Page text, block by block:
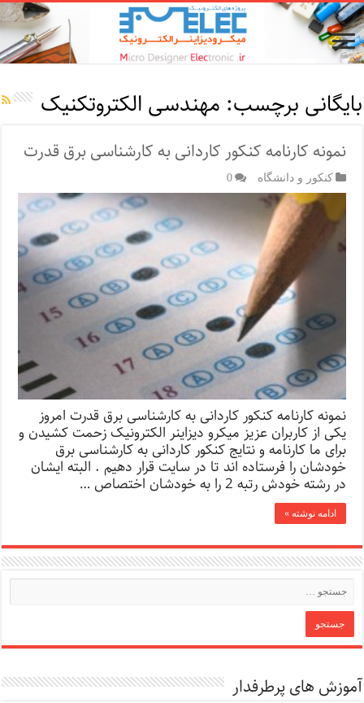
بایگانی برچسب: مهندسی الکتروتکنیک
نمونه کارنامه کنکور کاردانی به کارشناسی برق قدرت
کنکور و دانشگاه 0
نمونه کارنامه کنکور کاردانی به کارشناسی برق قدرت امروز
یکی از کاربران عزیز میکرو دیزاینر الکترونیک زحمت کشیدن و
برای ما کارنامه و نتایج کنکور کاردانی به کارشناسی برق
خودشان را فرستاده اند تا در سایت قرار دهیم . البته ایشان
در رشته خودش رتبه 2 را به خودشان اختصاص …
ادامه نوشته »
آموزش های پرطرفدار